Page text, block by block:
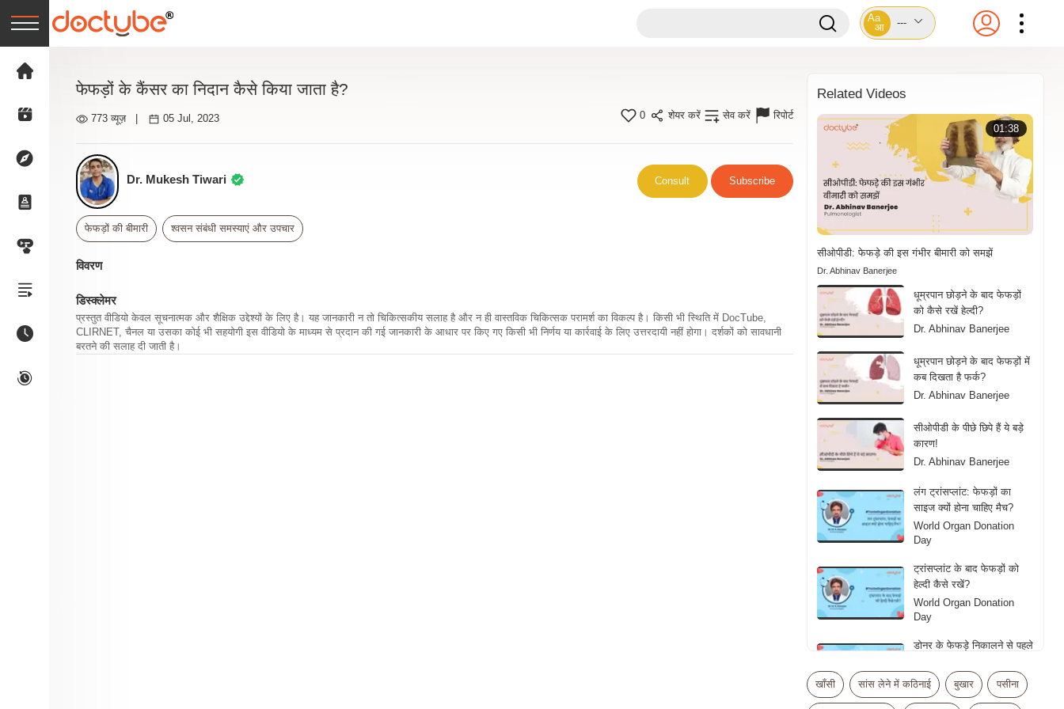
Aa
आ
---
फेफड़ों के कैंसर का निदान कैसे किया जाता है?
773 व्यूज़ 05 Jul, 2023 0 शेयर करें सेव करें रिपोर्ट
Dr. Mukesh Tiwari Consult Subscribe
फेफड़ों की बीमारी श्वसन संबंधी समस्याएं और उपचार
विवरण
डिस्क्लेमर
प्रस्तुत वीडियो केवल सूचनात्मक और शैक्षिक उद्देश्यों के लिए है। यह जानकारी न तो चिकित्सकीय सलाह है और न ही वास्तविक चिकित्सक परामर्श का विकल्प है। किसी भी स्थिति में DocTube,
CLIRNET, चैनल या उसका कोई भी सहयोगी इस वीडियो के माध्यम से प्रदान की गई जानकारी के आधार पर किए गए किसी भी निर्णय या कार्रवाई के लिए उत्तरदायी नहीं होगा। दर्शकों को सावधानी
बरतने की सलाह दी जाती है।
Related Videos
01:38
सीओपीडी: फेफड़े की इस गंभीर बीमारी को समझें
Dr. Abhinav Banerjee
धूम्रपान छोड़ने के बाद फेफड़ों
को कैसे रखें हेल्दी?
Dr. Abhinav Banerjee
धूम्रपान छोड़ने के बाद फेफड़ों में
कब दिखता है फर्क?
Dr. Abhinav Banerjee
सीओपीडी के पीछे छिपे हैं ये बड़े
कारण!
Dr. Abhinav Banerjee
लंग ट्रांसप्लांट: फेफड़ों का
साइज क्यों होना चाहिए मैच?
World Organ Donation
Day
ट्रांसप्लांट के बाद फेफड़ों को
हेल्दी कैसे रखें?
World Organ Donation
Day
डोनर के फेफड़े निकालने से पहले
World Organ Donation
Day
खाँसी सांस लेने में कठिनाई बुखार पसीना